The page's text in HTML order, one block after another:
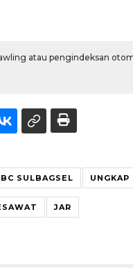
atau pengindeksan
SULBAGSEL UNGKAP
JAR